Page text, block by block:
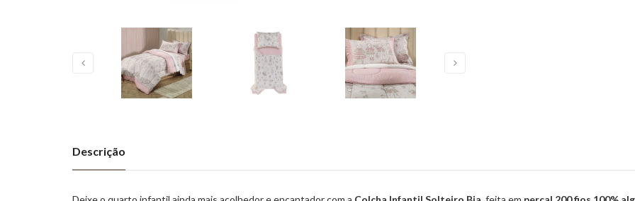
Descrição